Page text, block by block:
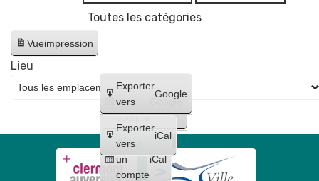
Toutes les catégories
Vueimpression
Créer
un
compte
Google
Créer
un
compte
iCal
Exporter
vers
Google
Exporter
vers
iCal
Lieu